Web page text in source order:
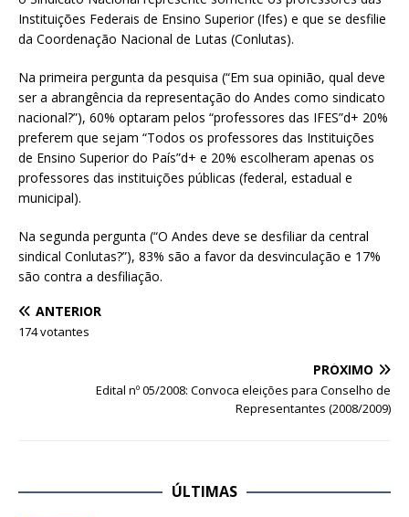
Instituições Federais de Ensino Superior (Ifes) e que se desfilie
da Coordenação Nacional de Lutas (Conlutas).
Na primeira pergunta da pesquisa (“Em sua opinião, qual deve
ser a abrangência da representação do Andes como sindicato
nacional?”), 60% optaram pelos “professores das IFES”d+ 20%
preferem que sejam “Todos os professores das Instituições
de Ensino Superior do País”d+ e 20% escolheram apenas os
professores das instituições públicas (federal, estadual e
municipal).
Na segunda pergunta (“O Andes deve se desfiliar da central
sindical Conlutas?”), 83% são a favor da desvinculação e 17%
são contra a desfiliação.
ANTERIOR
174 votantes
PRÓXIMO
Edital nº 05/2008: Convoca eleições para Conselho de
Representantes (2008/2009)
ÚLTIMAS